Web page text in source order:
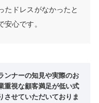
たドレスがなかったと
安心です。
ンナーの知見や実際のお
重視な顧客満足が低い式
させていただいておりま